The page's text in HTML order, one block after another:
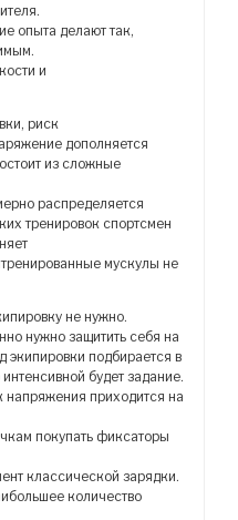
опыта делают так,
и
риск
дополняется
из сложные
распределяется
тренировок спортсмен
мускулы не
не нужно.
нужно защитить себя на
экипировки подбирается в
будет задание.
напряжения приходится на
покупать фиксаторы
классической зарядки.
количество